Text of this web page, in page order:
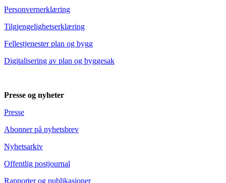
Personvernerklæring
Tilgjengelighetserklæring
Fellestjenester plan og bygg
Digitalisering av plan og byggesak
Presse og nyheter
Presse
Abonner på nyhetsbrev
Nyhetsarkiv
Offentlig postjournal
Rapporter og publikasjoner